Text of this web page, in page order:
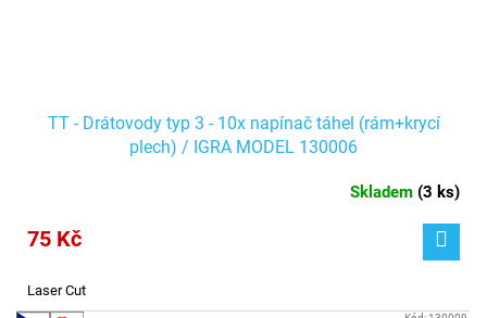
TT - Drátovody typ 3 - 10x napínač táhel (rám+krycí
plech) / IGRA MODEL 130006
Skladem (3 ks)
75 Kč
Laser Cut